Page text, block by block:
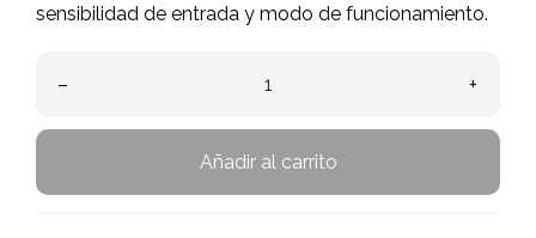
sensibilidad de entrada y modo de funcionamiento.
– +
Añadir al carrito